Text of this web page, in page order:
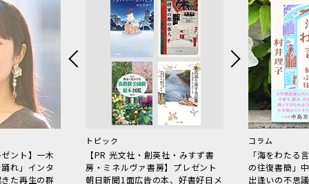
ント】一木
れ」インタ
た再生の群
トピック
【PR 光文社・創英社・みすず書
房・ミネルヴァ書房】プレゼント
朝日新聞1面広告の本、好書好日メ
コラム
「海をわた
の往復書簡」
出逢いの不思